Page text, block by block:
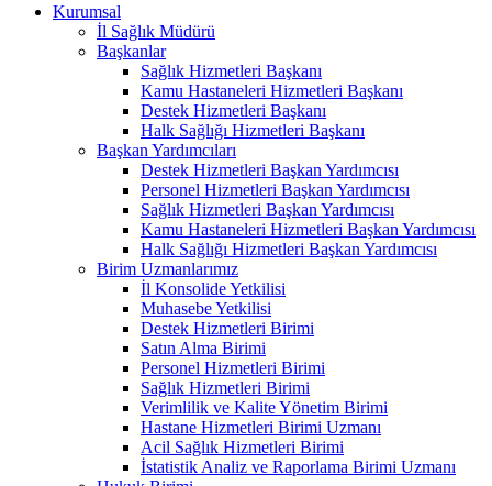
Kurumsal
İl Sağlık Müdürü
Başkanlar
Sağlık Hizmetleri Başkanı
Kamu Hastaneleri Hizmetleri Başkanı
Destek Hizmetleri Başkanı
Halk Sağlığı Hizmetleri Başkanı
Başkan Yardımcıları
Destek Hizmetleri Başkan Yardımcısı
Personel Hizmetleri Başkan Yardımcısı
Sağlık Hizmetleri Başkan Yardımcısı
Kamu Hastaneleri Hizmetleri Başkan Yardımcısı
Halk Sağlığı Hizmetleri Başkan Yardımcısı
Birim Uzmanlarımız
İl Konsolide Yetkilisi
Muhasebe Yetkilisi
Destek Hizmetleri Birimi
Satın Alma Birimi
Personel Hizmetleri Birimi
Sağlık Hizmetleri Birimi
Verimlilik ve Kalite Yönetim Birimi
Hastane Hizmetleri Birimi Uzmanı
Acil Sağlık Hizmetleri Birimi
İstatistik Analiz ve Raporlama Birimi Uzmanı